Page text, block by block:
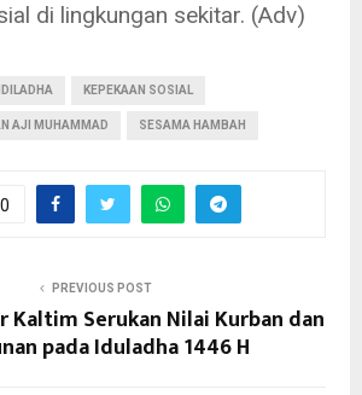
di lingkungan sekitar. (Adv)
IDILADHA KEPEKAAN SOSIAL
AJI MUHAMMAD SESAMA HAMBAH
0
PREVIOUS POST
Kaltim Serukan Nilai Kurban dan
pada Iduladha 1446 H